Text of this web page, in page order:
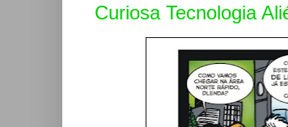
Curiosa Tecnologia